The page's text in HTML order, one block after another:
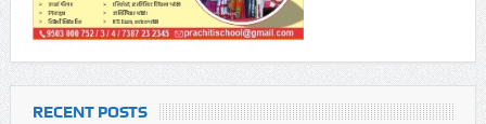
RECENT POSTS